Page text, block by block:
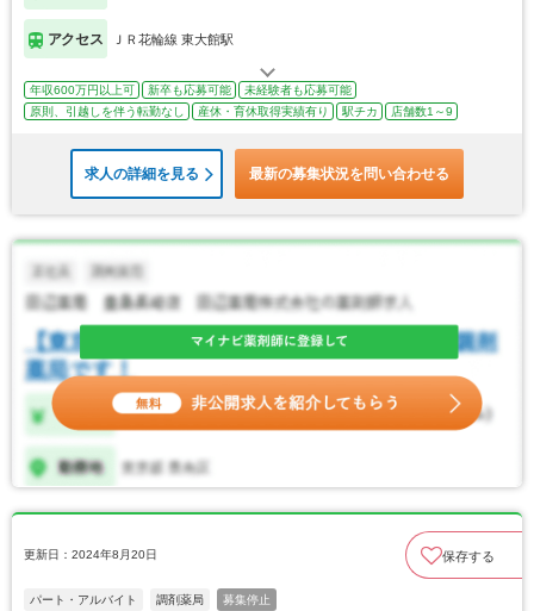
アクセス ＪＲ花輪線 東大館駅
年収600万円以上可 新卒も応募可能
未経験者も応募可能
原則、引越しを伴う転勤なし
産休・育休取得実績有り 駅チカ 店舗数1～9
求人の詳細を見る 最新の募集状況を問い合わせる
更新日：2024年8月20日 保存する
パート・アルバイト 調剤薬局 募集停止